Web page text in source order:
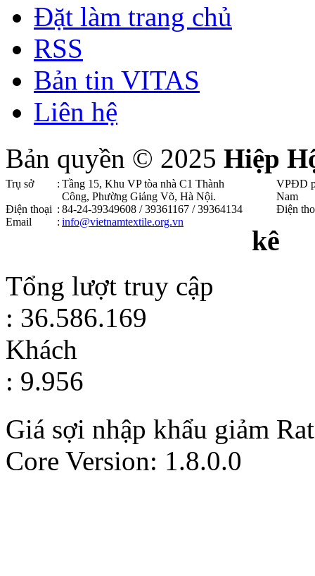
Đặt làm trang chủ
RSS
Bản tin VITAS
Liên hệ
Bản quyền © 2025 Hiệp
Trụ sở : Tầng 15, Khu VP tòa nhà C1 Thành
Công, Phường Giảng Võ, Hà Nội .
Điện thoại : 84-24-39349608 / 39361167 / 39364134
Email
: info@vietnamtextile.org.vn
VPĐD
Nam
Điện
kê
Tổng lượt truy cập
: 36.586.169
Khách
: 9.956
Giá sợi nhập khẩu giảm
Core Version: 1.8.0.0